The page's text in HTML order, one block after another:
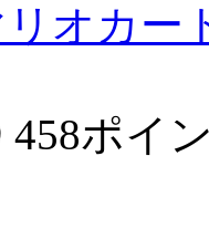
リオカー
458ポイ